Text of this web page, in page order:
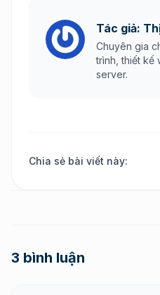
Tác giả:
Chuyên gia
trình, thiết kế
server.
Chia sẻ bài viết này:
3 bình luận